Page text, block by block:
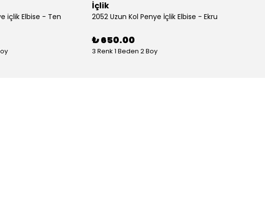
içlik Elbise - Ten
İçlik
2052 Uzun Kol Penye İçlik Elbise - Ekru
₺ 650.00
3 Renk 1 Beden 2 Boy